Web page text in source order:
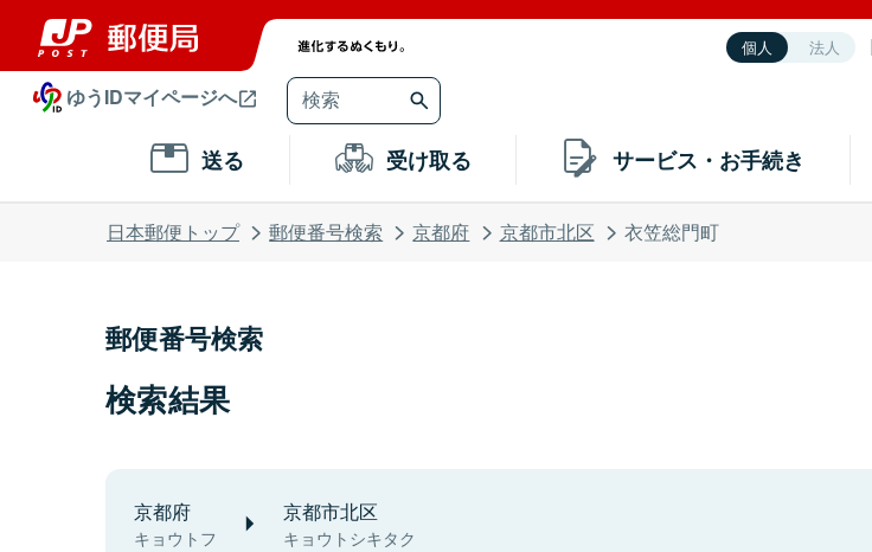
個人 法人
ゆうIDマイページへ
送る 受け取る サービス・お手続き
日本郵便トップ 郵便番号検索 京都府 京都市北区 衣笠総門町
郵便番号検索
検索結果
京都府
キョウトフ
京都市北区
キョウトシキタク